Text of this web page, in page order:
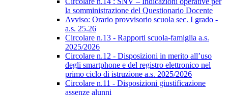
la somministrazione del Questionario Docente
Avviso: Orario provvisorio scuola sec. I grado -
a.s. 25.26
Circolare n.13 - Rapporti scuola-famiglia a.s.
2025/2026
Circolare n.12 - Disposizioni in merito all’uso
degli smartphone e del registro elettronico nel
primo ciclo di istruzione a.s. 2025/2026
Circolare n.11 - Disposizioni giustificazione
assenze alunni